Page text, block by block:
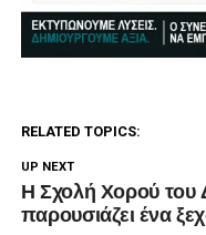
RELATED TOPICS:
UP NEXT
Η Σχολή Χορού του
παρουσιάζει ένα